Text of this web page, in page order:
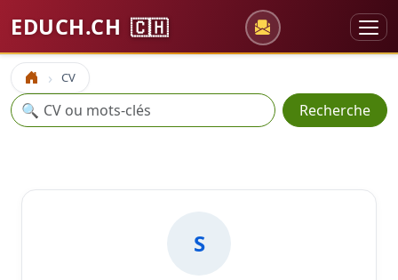
EDUCH.CH 🇨🇭
Accueil CV
Recherche
🔍 Recherche
S